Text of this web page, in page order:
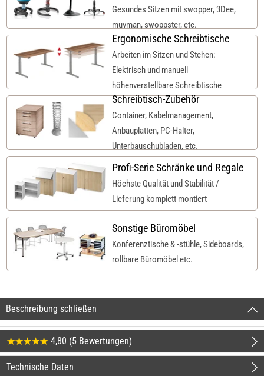
Gesundes Sitzen mit swopper, 3Dee,
muvman, swoppster, etc.
Ergonomische Schreibtische
Arbeiten im Sitzen und Stehen:
Elektrisch und manuell
höhenverstellbare Schreibtische
Schreibtisch-Zubehör
Container, Kabelmanagement,
Anbauplatten, PC-Halter,
Unterbauschubladen, etc.
Profi-Serie Schränke und Regale
Höchste Qualität und Stabilität /
Lieferung komplett montiert
Sonstige Büromöbel
Konferenztische & -stühle, Sideboards,
rollbare Büromöbel etc.
Beschreibung schließen
4,80 (5 Bewertungen)
Technische Daten